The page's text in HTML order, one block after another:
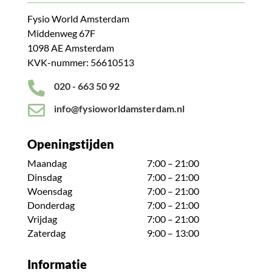
Fysio World Amsterdam
Middenweg 67F
1098 AE Amsterdam
KVK-nummer: 56610513
 020 - 663 50 92
 info@fysioworldamsterdam.nl
Openingstijden
Maandag
7:00 – 21:00
Dinsdag
7:00 – 21:00
Woensdag
7:00 – 21:00
Donderdag
7:00 – 21:00
Vrijdag
7:00 – 21:00
Zaterdag
9:00 – 13:00
Informatie